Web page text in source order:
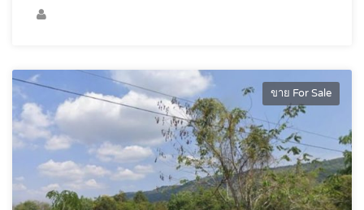
ขาย For Sale